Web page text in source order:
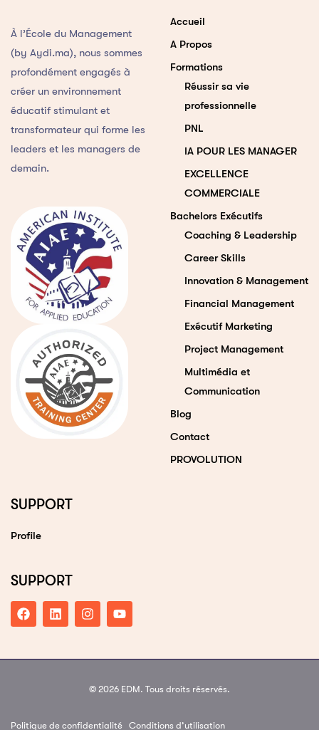
À l’École du Management
(by Aydi.ma), nous sommes
profondément engagés à
créer un environnement
éducatif stimulant et
transformateur qui forme les
leaders et les managers de
demain.
Accueil
A Propos
Formations
Réussir sa vie
professionnelle
PNL
IA POUR LES MANAGER
EXCELLENCE
COMMERCIALE
Bachelors Exécutifs
Coaching & Leadership
Career Skills
Innovation & Management
Financial Management
Exécutif Marketing
Project Management
Multimédia et
Communication
Blog
Contact
PROVOLUTION
SUPPORT
Profile
SUPPORT
© 2026 EDM. Tous droits réservés.
Politique de confidentialité Conditions d’utilisation